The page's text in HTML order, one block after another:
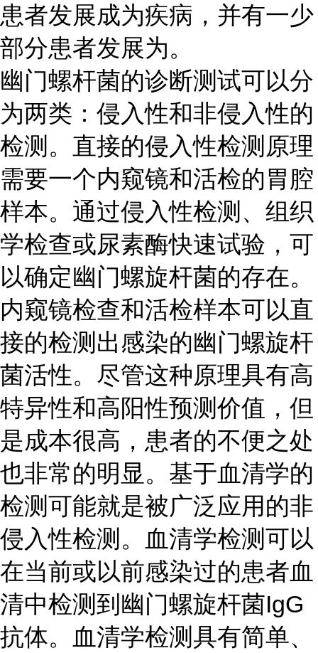
患者发展成为疾病，并有一少
部分患者发展为。
幽门螺杆菌的诊断测试可以分
为两类：侵入性和非侵入性的
检测。直接的侵入性检测原理
需要一个内窥镜和活检的胃腔
样本。通过侵入性检测、组织
学检查或尿素酶快速试验，可
以确定幽门螺旋杆菌的存在。
内窥镜检查和活检样本可以直
接的检测出感染的幽门螺旋杆
菌活性。尽管这种原理具有高
特异性和高阳性预测价值，但
是成本很高，患者的不便之处
也非常的明显。基于血清学的
检测可能就是被广泛应用的非
侵入性检测。血清学检测可以
在当前或以前感染过的患者血
清中检测到幽门螺旋杆菌IgG
抗体。血清学检测具有简单、